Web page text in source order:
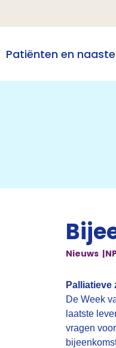
Patiënten en
Nieuws
Palliatieve
De Week
laatste
vragen